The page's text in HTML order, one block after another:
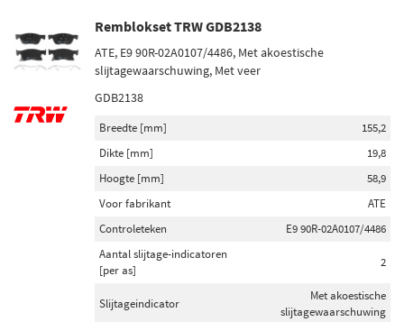
Remblokset TRW GDB2138
ATE, E9 90R-02A0107/4486, Met akoestische
slijtagewaarschuwing, Met veer
GDB2138
Breedte [mm]
155,2
Dikte [mm]
19,8
Hoogte [mm]
58,9
Voor fabrikant
ATE
Controleteken
E9 90R-02A0107/4486
Aantal slijtage-indicatoren
[per as]
2
Slijtageindicator
Met akoestische
slijtagewaarschuwing